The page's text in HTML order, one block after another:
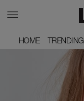
HOME
HOME TRENDING
TRENDING